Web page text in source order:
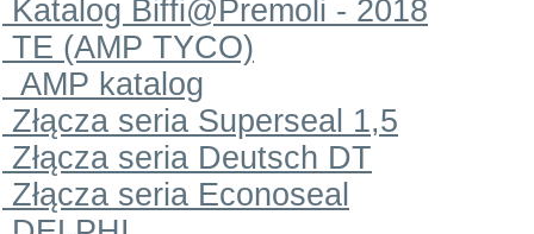
Katalog Biffi@Premoli - 2018
TE (AMP TYCO)
AMP katalog
Złącza seria Superseal 1,5
Złącza seria Deutsch DT
Złącza seria Econoseal